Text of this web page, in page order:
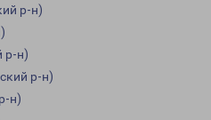
р-н)
р-н)
р-н)
н)